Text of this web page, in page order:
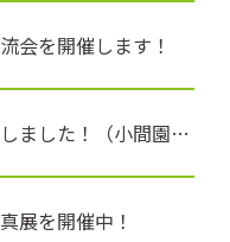
会を開催します！
地産地消の取組新規記事を掲載しました！（小間園芸）
展を開催中！